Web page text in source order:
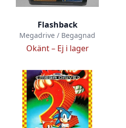
Flashback
Megadrive / Begagnad
Okänt – Ej i lager